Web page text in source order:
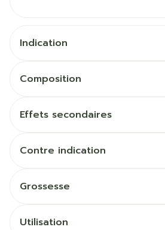
Indication
Composition
Effets secondaires
Contre indication
Grossesse
Utilisation